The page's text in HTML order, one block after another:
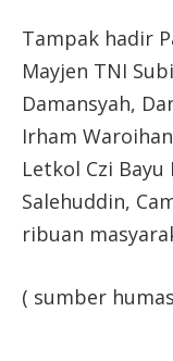
Tampak hadir
Mayjen TNI
Damansyah,
Irham
Letkol Czi Bayu
Salehuddin,
ribuan
( sumber